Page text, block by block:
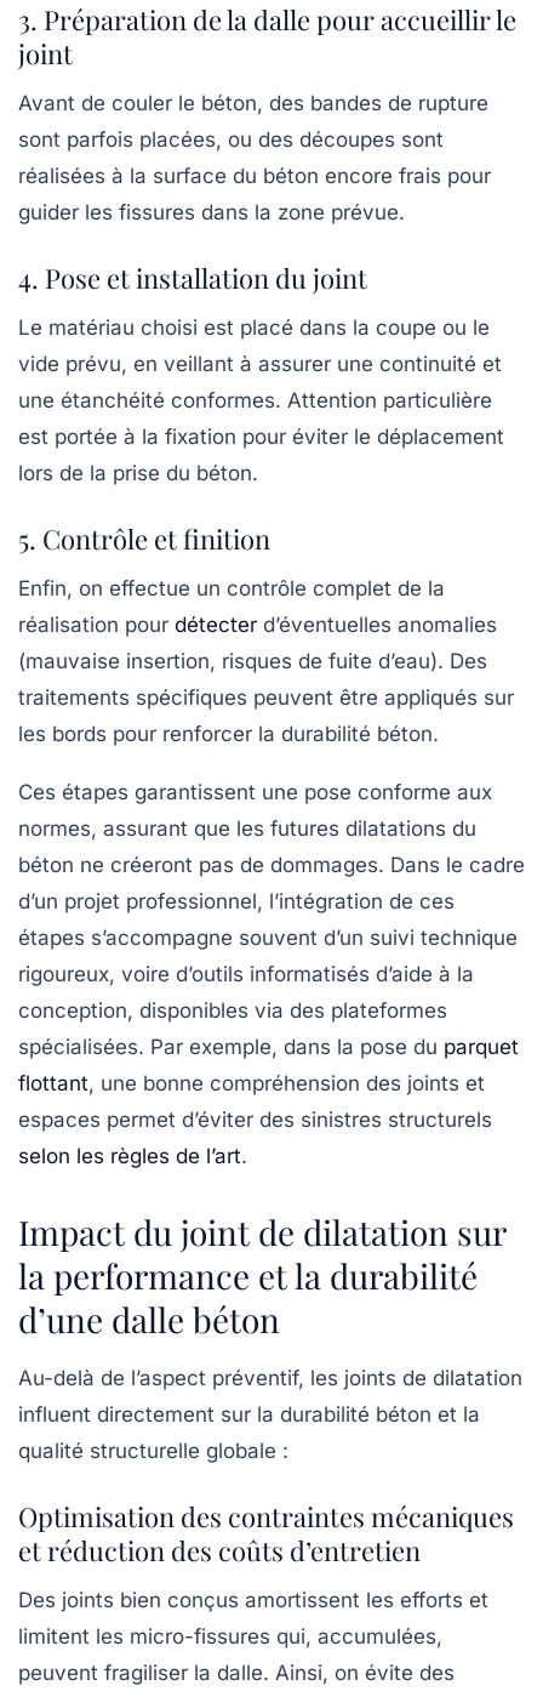
3. Préparation de la dalle pour accueillir le
joint
Avant de couler le béton, des bandes de rupture
sont parfois placées, ou des découpes sont
réalisées à la surface du béton encore frais pour
guider les fissures dans la zone prévue.
4. Pose et installation du joint
Le matériau choisi est placé dans la coupe ou le
vide prévu, en veillant à assurer une continuité et
une étanchéité conformes. Attention particulière
est portée à la fixation pour éviter le déplacement
lors de la prise du béton.
5. Contrôle et finition
Enfin, on effectue un contrôle complet de la
réalisation pour détecter d’éventuelles anomalies
(mauvaise insertion, risques de fuite d’eau). Des
traitements spécifiques peuvent être appliqués sur
les bords pour renforcer la durabilité béton.
Ces étapes garantissent une pose conforme aux
normes, assurant que les futures dilatations du
béton ne créeront pas de dommages. Dans le cadre
d’un projet professionnel, l’intégration de ces
étapes s’accompagne souvent d’un suivi technique
rigoureux, voire d’outils informatisés d’aide à la
conception, disponibles via des plateformes
spécialisées. Par exemple, dans la pose du parquet
flottant, une bonne compréhension des joints et
espaces permet d’éviter des sinistres structurels
selon les règles de l’art.
Impact du joint de dilatation sur
la performance et la durabilité
d’une dalle béton
Au-delà de l’aspect préventif, les joints de dilatation
influent directement sur la durabilité béton et la
qualité structurelle globale :
Optimisation des contraintes mécaniques
et réduction des coûts d’entretien
Des joints bien conçus amortissent les efforts et
limitent les micro-fissures qui, accumulées,
peuvent fragiliser la dalle. Ainsi, on évite des